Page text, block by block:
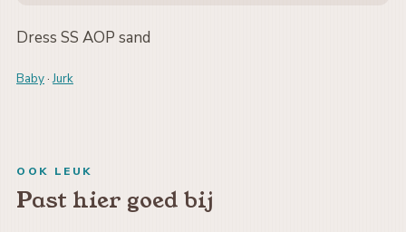
Dress SS AOP sand
Baby·Jurk
OOK LEUK
Past hier goed bij